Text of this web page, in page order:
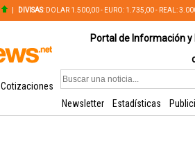
DIVISAS: DOLAR 1.500,00 - EURO: 1.735,00 - REAL:
Portal de Información
Cotizaciones
Newsletter
Estadísticas